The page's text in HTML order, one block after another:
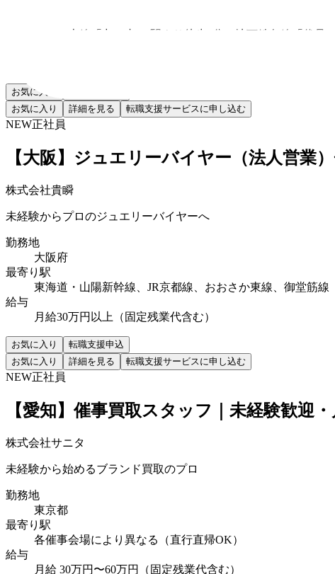
名古屋本線「丸の内」 駅より徒歩4分、地下鉄各線「伏見
お気に入り
お気に入り
詳細を見る 転職支援サービスに申し込む
NEW正社員
【大阪】ジュエリーバイヤー（法人営業
株式会社貴瞬
未経験からプロのジュエリーバイヤーへ
勤務地
大阪府
最寄り駅
東海道・山陽新幹線、JR京都線、おおさか東線、御堂筋線
給与
月給30万円以上（固定残業代含む）
お気に入り
転職支援申込
お気に入り
詳細を見る 転職支援サービスに申し込む
NEW正社員
【愛知】催事買取スタッフ｜未経験歓迎
株式会社サニタ
未経験から始めるブランド買取のプロ
勤務地
東京都
最寄り駅
各催事会場により異なる（直行直帰OK）
給与
月給 30万円〜60万円（固定残業代含む）